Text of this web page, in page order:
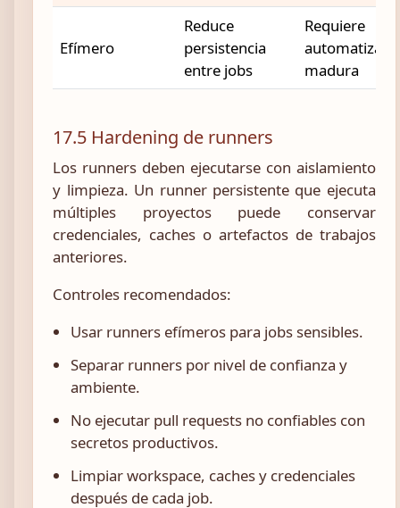
Efímero
Reduce
persistencia
entre jobs
Requiere
madura
17.5 Hardening de runners
Los runners deben ejecutarse con aislamiento
y limpieza. Un runner persistente que ejecuta
múltiples proyectos puede conservar
credenciales, caches o artefactos de trabajos
anteriores.
Controles recomendados:
Usar runners efímeros para jobs sensibles.
Separar runners por nivel de confianza y
ambiente.
No ejecutar pull requests no confiables con
secretos productivos.
Limpiar workspace, caches y credenciales
después de cada job.